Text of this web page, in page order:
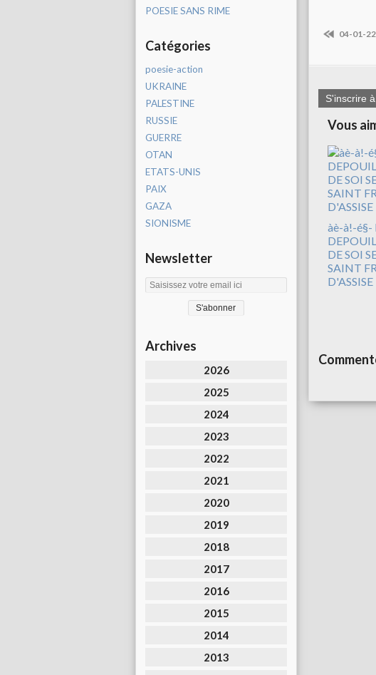
POESIE SANS RIME
Catégories
poesie-action
UKRAINE
PALESTINE
RUSSIE
GUERRE
OTAN
ETATS-UNIS
PAIX
GAZA
SIONISME
Newsletter
Archives
2026
2025
2024
2023
2022
2021
2020
2019
2018
2017
2016
2015
2014
2013
04-01-
S'inscrire
Vous
àè-à!-é§-
DE SOI
SAINT
D'ASSISE